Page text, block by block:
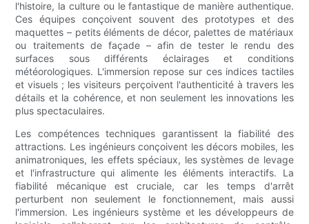
l'histoire, la culture ou le fantastique de manière authentique.
Ces équipes conçoivent souvent des prototypes et des
maquettes – petits éléments de décor, palettes de matériaux
ou traitements de façade – afin de tester le rendu des
surfaces sous différents éclairages et conditions
météorologiques. L'immersion repose sur ces indices tactiles
et visuels ; les visiteurs perçoivent l'authenticité à travers les
détails et la cohérence, et non seulement les innovations les
plus spectaculaires.
Les compétences techniques garantissent la fiabilité des
attractions. Les ingénieurs conçoivent les décors mobiles, les
animatroniques, les effets spéciaux, les systèmes de levage
et l'infrastructure qui alimente les éléments interactifs. La
fiabilité mécanique est cruciale, car les temps d'arrêt
perturbent non seulement le fonctionnement, mais aussi
l'immersion. Les ingénieurs système et les développeurs de